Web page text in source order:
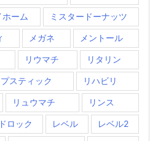
ホーム ミスタードーナッツ
メガネ メントール
リウマチ リタリン
スティック リハビリ
リュウマチ リンス
ロック レベル レベル2